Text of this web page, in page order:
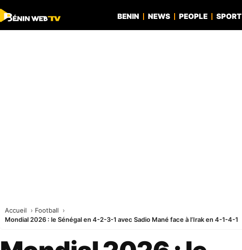
BENIN NEWS PEOPLE SPORT
Accueil
Football
Mondial 2026 : le Sénégal en 4-2-3-1 avec Sadio Mané face à l’Irak en 4-1-4-1